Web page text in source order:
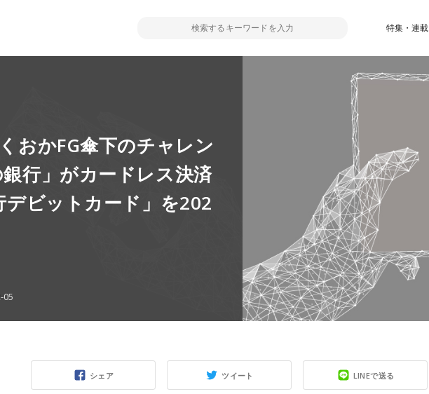
特集・連載
おかFG傘下のチャレン
行」がカードレス決済
ビットカード」を202
05
シェア ツイート LINEで送る